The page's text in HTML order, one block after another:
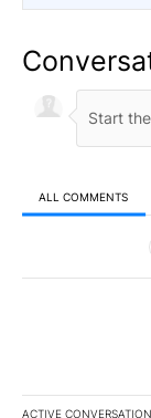
ALL COMMENTS
All
ACTIVE